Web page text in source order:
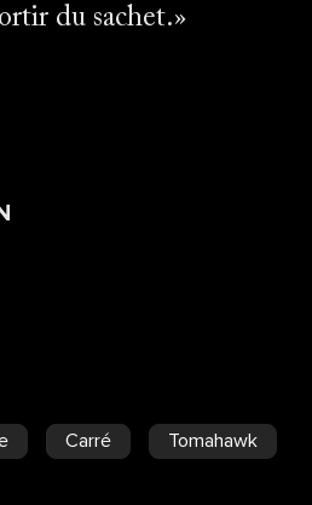
du sachet.
Carré Tomahawk